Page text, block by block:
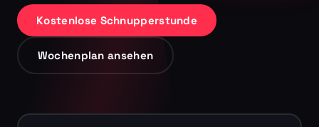
Kostenlose Schnupperstunde
Wochenplan ansehen